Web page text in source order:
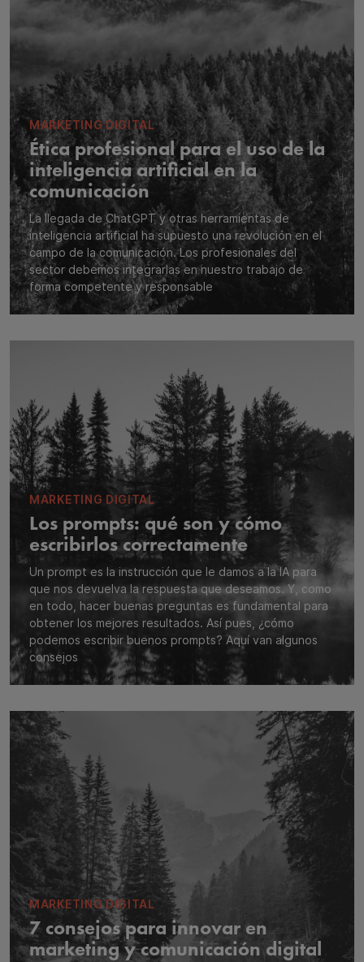
MARKETING DIGITAL
Ética profesional para el uso de la
inteligencia artificial en la
comunicación
La llegada de ChatGPT y otras herramientas de
inteligencia artificial ha supuesto una revolución en el
campo de la comunicación. Los profesionales del
sector debemos integrarlas en nuestro trabajo de
forma competente y responsable
MARKETING DIGITAL
Los prompts: qué son y cómo
escribirlos correctamente
Un prompt es la instrucción que le damos a la IA para
que nos devuelva la respuesta que deseamos. Y, como
en todo, hacer buenas preguntas es fundamental para
obtener los mejores resultados. Así pues, ¿cómo
podemos escribir buenos prompts? Aquí van algunos
consejos
MARKETING DIGITAL
7 consejos para innovar en
marketing y comunicación digital